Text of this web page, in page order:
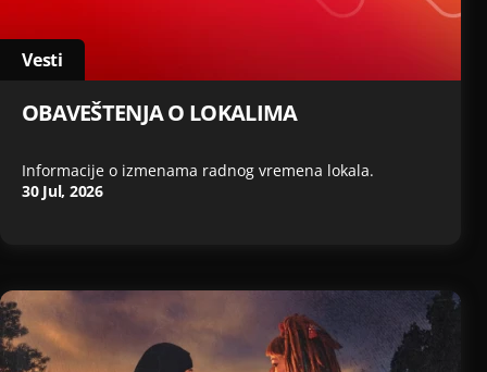
Vesti
OBAVEŠTENJA O LOKALIMA
Informacije o izmenama radnog vremena lokala.
30 Jul, 2026